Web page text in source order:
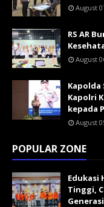
August
RS AR
August
Kapolda
Kapolri
kepada
August
POPULAR ZONE
Edukasi
Tinggi,